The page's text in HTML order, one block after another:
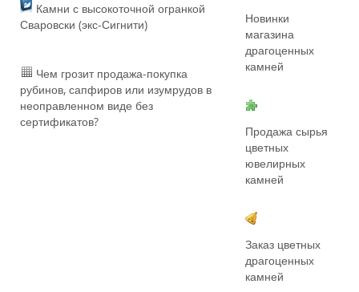
Камни с высокоточной огранкой
Сваровски (экс-Сигнити)
Чем грозит продажа-покупка
рубинов, сапфиров или изумрудов в
неоправленном виде без
сертификатов?
Новинки
магазина
драгоценных
камней
Продажа сырья
цветных
ювелирных
камней
Заказ цветных
драгоценных
камней